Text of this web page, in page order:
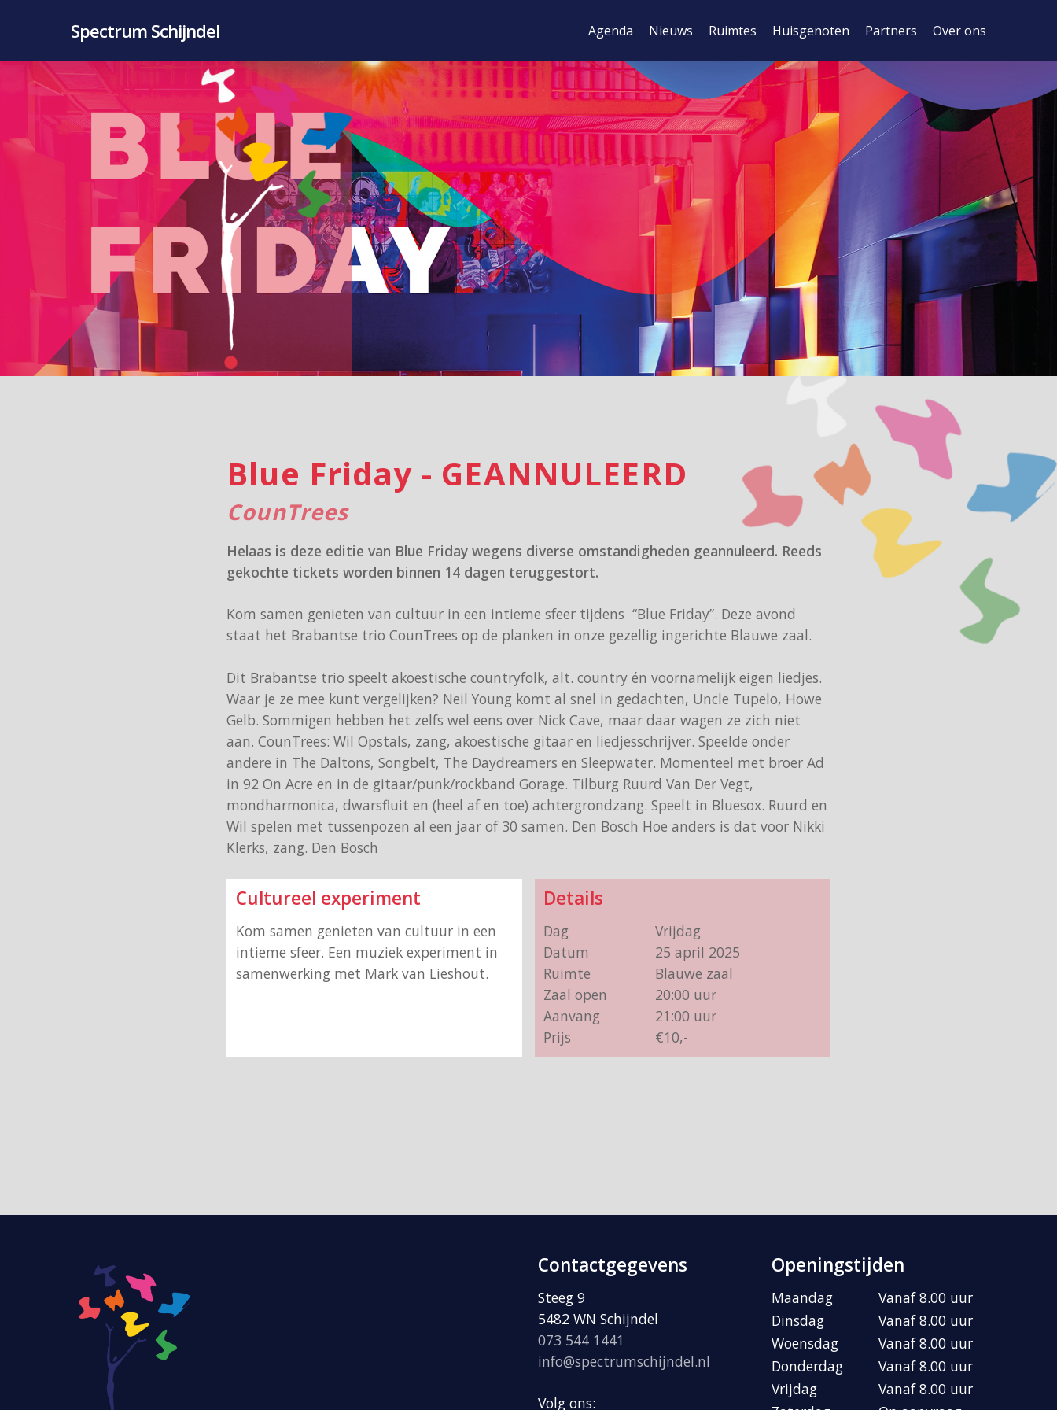
content
Spectrum Schijndel Agenda Nieuws Ruimtes Huisgenoten Partners Over ons
Blue Friday - GEANNULEERD
CounTrees
Helaas is deze editie van Blue Friday wegens diverse omstandigheden geannuleerd. Reeds
gekochte tickets worden binnen 14 dagen teruggestort.
Kom samen genieten van cultuur in een intieme sfeer tijdens “Blue Friday”. Deze avond
staat het Brabantse trio CounTrees op de planken in onze gezellig ingerichte Blauwe zaal.
Dit Brabantse trio speelt akoestische countryfolk, alt. country én voornamelijk eigen liedjes.
Waar je ze mee kunt vergelijken? Neil Young komt al snel in gedachten, Uncle Tupelo, Howe
Gelb. Sommigen hebben het zelfs wel eens over Nick Cave, maar daar wagen ze zich niet
aan. CounTrees: Wil Opstals, zang, akoestische gitaar en liedjesschrijver. Speelde onder
andere in The Daltons, Songbelt, The Daydreamers en Sleepwater. Momenteel met broer Ad
in 92 On Acre en in de gitaar/punk/rockband Gorage. Tilburg Ruurd Van Der Vegt,
mondharmonica, dwarsfluit en (heel af en toe) achtergrondzang. Speelt in Bluesox. Ruurd en
Wil spelen met tussenpozen al een jaar of 30 samen. Den Bosch Hoe anders is dat voor Nikki
Klerks, zang. Den Bosch
Cultureel experiment
Kom samen genieten van cultuur in een
intieme sfeer. Een muziek experiment in
samenwerking met Mark van Lieshout.
Details
Dag
Vrijdag
Datum
25 april 2025
Ruimte
Blauwe zaal
Zaal open
20:00 uur
Aanvang
21:00 uur
Prijs
€10,-
Contactgegevens
Steeg 9
5482 WN Schijndel
073 544 1441
info@spectrumschijndel.nl
Volg ons:
Openingstijden
Maandag
Vanaf 8.00 uur
Dinsdag
Vanaf 8.00 uur
Woensdag
Vanaf 8.00 uur
Donderdag
Vanaf 8.00 uur
Vrijdag
Vanaf 8.00 uur